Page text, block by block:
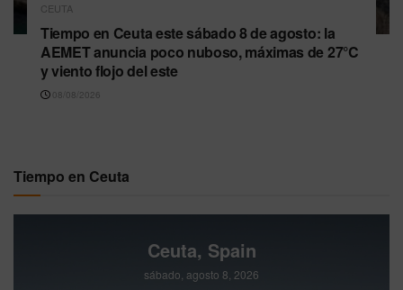
CEUTA
Tiempo en Ceuta este sábado 8 de agosto: la
AEMET anuncia poco nuboso, máximas de 27°C
y viento flojo del este
08/08/2026
Tiempo en Ceuta
Ceuta, Spain
sábado, agosto 8, 2026